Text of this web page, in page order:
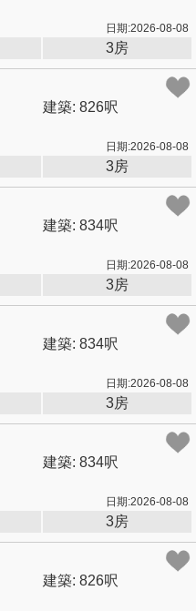
日期:2026-08-08
3房
建築: 826呎
日期:2026-08-08
3房
建築: 834呎
日期:2026-08-08
3房
建築: 834呎
日期:2026-08-08
3房
建築: 834呎
日期:2026-08-08
3房
建築: 826呎